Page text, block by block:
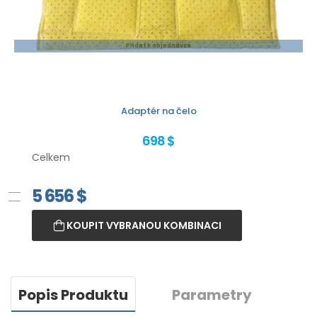
Přidat k objednávce
Adaptér na čelo
698 $
Celkem
5 656$
KOUPIT VYBRANOU KOMBINACI
Popis Produktu
Parametry